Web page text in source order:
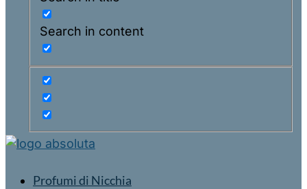
Search in content
Profumi di Nicchia